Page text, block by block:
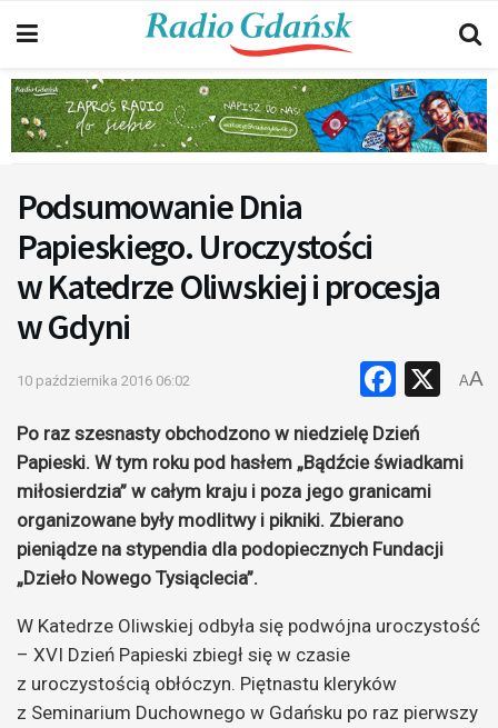
Podsumowanie Dnia
Papieskiego. Uroczystości
w Katedrze Oliwskiej i procesja
w Gdyni
10 października 2016 06:02 X
AA
Po raz szesnasty obchodzono w niedzielę Dzień
Papieski. W tym roku pod hasłem „Bądźcie świadkami
miłosierdzia” w całym kraju i poza jego granicami
organizowane były modlitwy i pikniki. Zbierano
pieniądze na stypendia dla podopiecznych Fundacji
„Dzieło Nowego Tysiąclecia”.
W Katedrze Oliwskiej odbyła się podwójna uroczystość
– XVI Dzień Papieski zbiegł się w czasie
z uroczystością obłóczyn. Piętnastu kleryków
z Seminarium Duchownego w Gdańsku po raz pierwszy